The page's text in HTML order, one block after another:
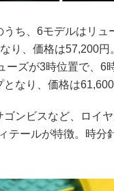
ち、6モデルはリュ
り、価格は57,200円
ーズが3時位置で、6
なり、価格は61,600
ンビスなど、ロイ
テールが特徴。時分